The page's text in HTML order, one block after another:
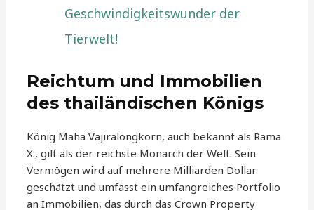
Geschwindigkeitswunder der
Tierwelt!
Reichtum und Immobilien
des thailändischen Königs
König Maha Vajiralongkorn, auch bekannt als Rama
X., gilt als der reichste Monarch der Welt. Sein
Vermögen wird auf mehrere Milliarden Dollar
geschätzt und umfasst ein umfangreiches Portfolio
an Immobilien, das durch das Crown Property